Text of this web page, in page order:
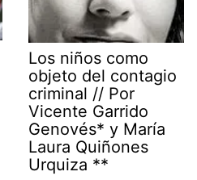
Los niños como
objeto del contagio
criminal // Por
Vicente Garrido
Genovés* y María
Laura Quiñones
Urquiza **